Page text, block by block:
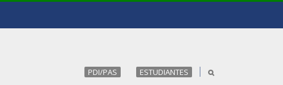
PDI/PAS ESTUDIANTES